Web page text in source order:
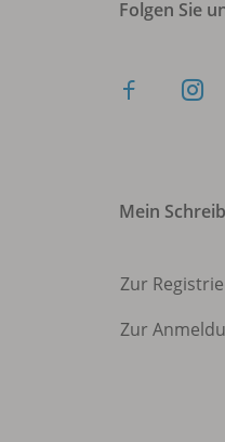
Folgen Sie
Mein
Zur
Zur